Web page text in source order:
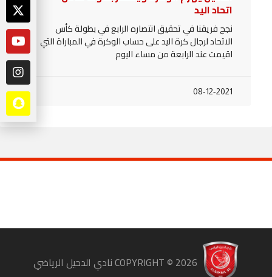
اتحاد اليد
نجح فريقنا في تحقيق انتصاره الرابع في بطولة كأس
الاتحاد لرجال كرة اليد على حساب الوكرة في المباراة التي
اقيمت عند الرابعة من مساء اليوم
08-12-2021
2026 نادي الدحيل الرياضي